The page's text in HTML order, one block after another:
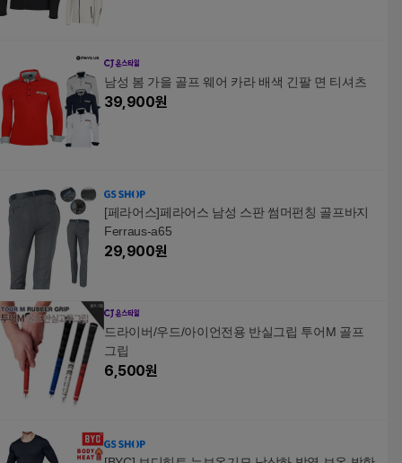
남성 봄 가을 골프 웨어 카라 배색 긴팔 면 티셔츠
39,900원
[페라어스]페라어스 남성 스판 썸머펀칭 골프바지
Ferraus-a65
29,900원
드라이버/우드/아이언전용 반실그립 투어M 골프
그립
6,500원